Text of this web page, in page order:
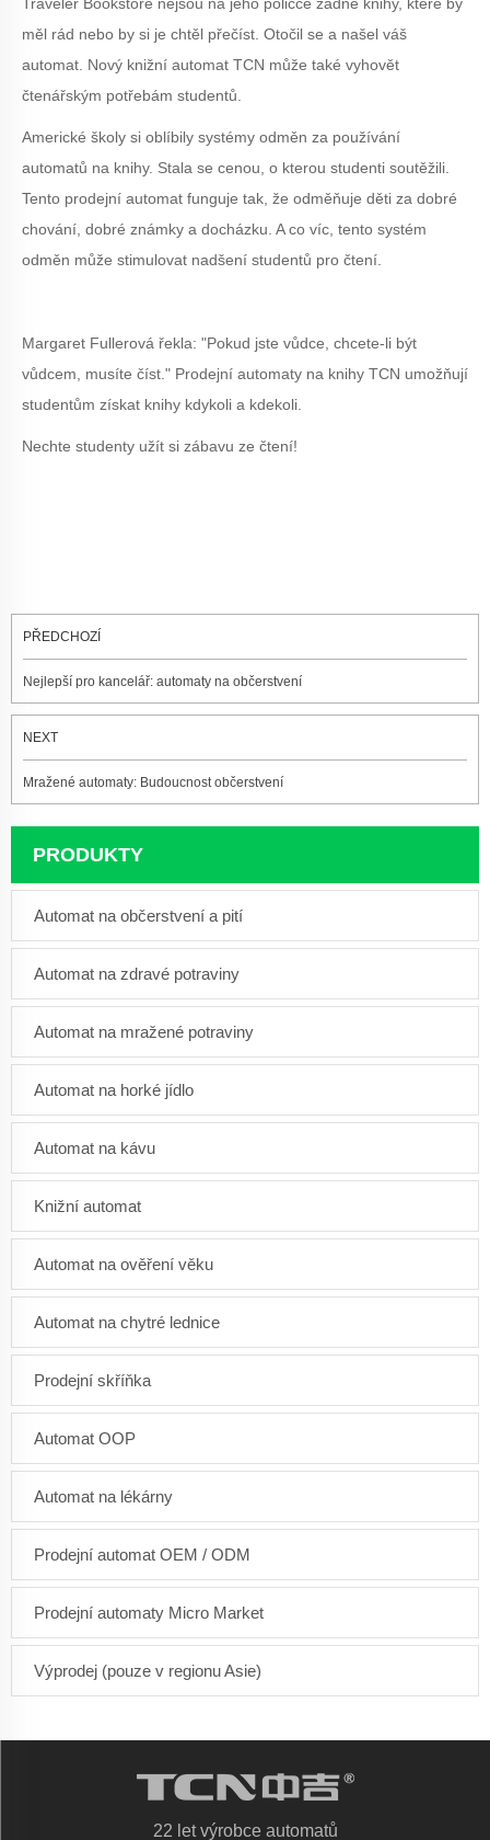
měl rád nebo by si je chtěl přečíst. Otočil se a našel váš
automat. Nový knižní automat TCN může také vyhovět
čtenářským potřebám studentů.
Americké školy si oblíbily systémy odměn za používání
automatů na knihy. Stala se cenou, o kterou studenti soutěžili.
Tento prodejní automat funguje tak, že odměňuje děti za dobré
chování, dobré známky a docházku. A co víc, tento systém
odměn může stimulovat nadšení studentů pro čtení.
Margaret Fullerová řekla: "Pokud jste vůdce, chcete-li být
vůdcem, musíte číst." Prodejní automaty na knihy TCN umožňují
studentům získat knihy kdykoli a kdekoli.
Nechte studenty užít si zábavu ze čtení!
PŘEDCHOZÍ
Nejlepší pro kancelář: automaty na občerstvení
NEXT
Mražené automaty: Budoucnost občerstvení
PRODUKTY
Automat na občerstvení a pití
Automat na zdravé potraviny
Automat na mražené potraviny
Automat na horké jídlo
Automat na kávu
Knižní automat
Automat na ověření věku
Automat na chytré lednice
Prodejní skříňka
Automat OOP
Automat na lékárny
Prodejní automat OEM / ODM
Prodejní automaty Micro Market
Výprodej (pouze v regionu Asie)
22 let výrobce automatů